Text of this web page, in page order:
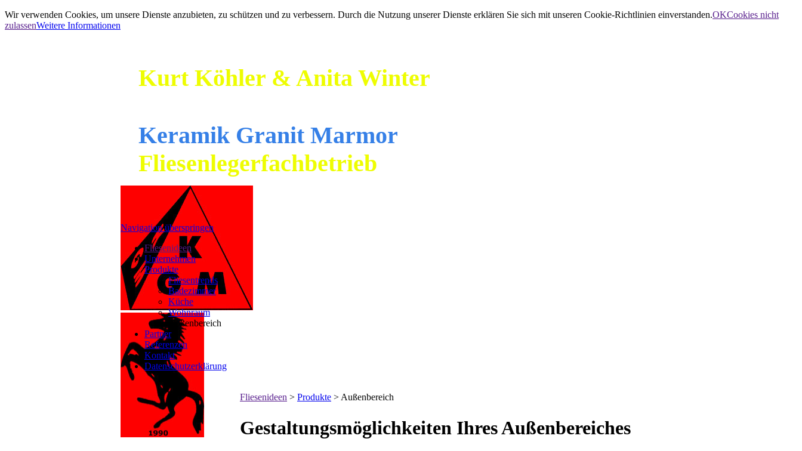
Wir verwenden Cookies, um unsere Dienste anzubieten, zu schützen und zu verbessern. Durch die Nutzung unserer Dienste erklären Sie sich mit unseren Cookie-Richtlinien einverstanden.OKCookies nicht
zulassenWeitere Informationen
Kurt Köhler & Anita Winter
Keramik Granit Marmor
Fliesenlegerfachbetrieb
Navigation überspringen
Fliesenideen
Unternehmen
Produkte
Fliesentrends
Badezimmer
Küche
Wohnraum
Außenbereich
Partner
Referenzen
Kontakt
Datenschutzerklärung
Fliesenideen > Produkte > Außenbereich
Gestaltungsmöglichkeiten Ihres Außenbereiches